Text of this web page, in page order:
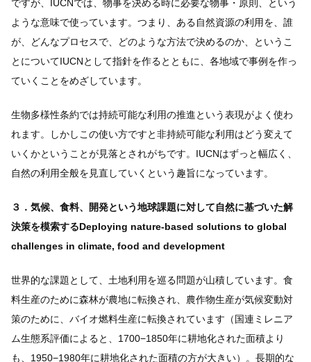
ですが、IUCNでは、物事を決める時に必要な物事・原則、という
ような意味で使っています。つまり、ある自然資源の利用を、誰
が、どんなプロセスで、どのような方法で決めるのか、というこ
とについてIUCNとして指針を作るとともに、各地域で事例を作っ
ていくことをめざしています。
生物多様性条約では持続可能な利用の推進という表現がよく使わ
れます。しかしこの使い方ですと非持続可能な利用はどう変えて
いくかということが見落とされがちです。IUCNはずっと幅広く、
自然の利用全般を見直していくという趣旨になっています。
３．気候、食料、開発という地球課題に対して自然に基づいた解
決策を模索するDeploying nature-based solutions to global
challenges in climate, food and development
世界的な課題として、土地利用を巡る問題が山積しています。食
料生産のために森林が農地に転換され、農作物生産が気候変動対
策のために、バイオ燃料生産に転換されています（国連ミレニア
ム生態系評価によると、1700−1850年に耕地化された面積より
も、1950−1980年に耕地化された面積の方が大きい）。長期的な